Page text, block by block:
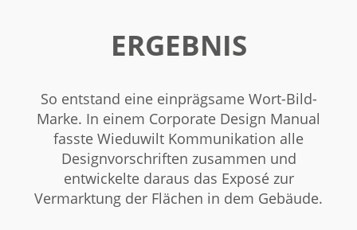
ERGEBNIS
So entstand eine einprägsame Wort-Bild-
Marke. In einem Corporate Design Manual
fasste Wieduwilt Kommunikation alle
Designvorschriften zusammen und
entwickelte daraus das Exposé zur
Vermarktung der Flächen in dem Gebäude.